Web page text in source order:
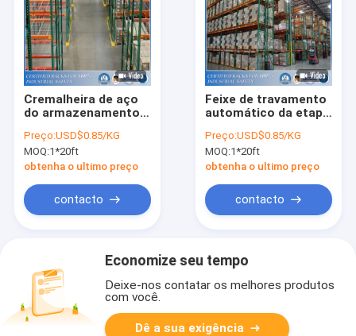
Cremalheira de aço
do armazenamento
americana do estilo
Preço:USD$0.85/KG
MOQ:1*20ft
obtenha o ultimo preço
contacto
Feixe de travamento
automático da etapa
pálete da lágrima
Preço:USD$0.85/KG
MOQ:1*20ft
obtenha o ultimo preço
contacto
Economize seu tempo
Deixe-nos contatar os melhores produtos
com você.
Dê a sua exigência